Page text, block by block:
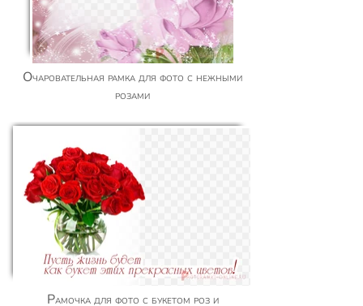
Очаровательная рамка для фото с нежными
розами
Рамочка для фото с букетом роз и